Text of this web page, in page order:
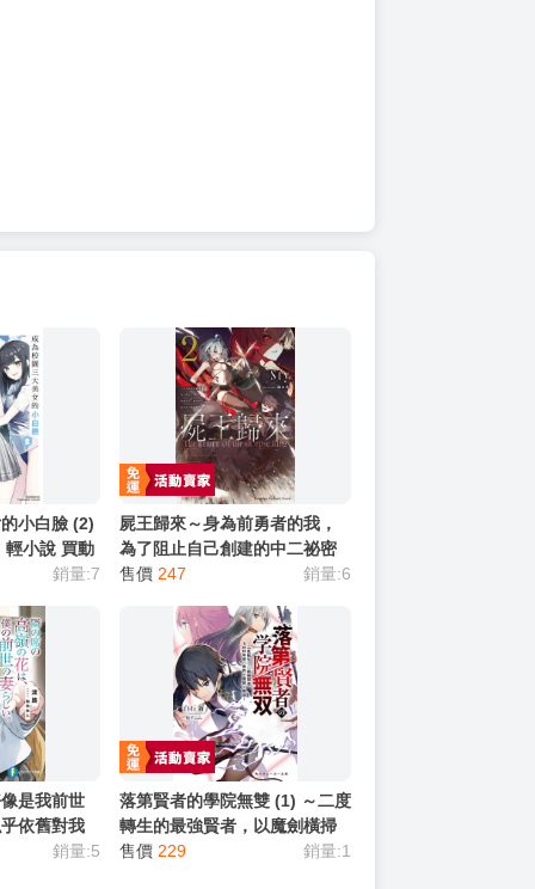
小白臉 (2)
小說 買動
銷量:7
屍王歸來～身為前勇者的我，
為了阻止自己創建的中二祕密
結社，再度被召喚到異世界～
(2) 26年8月預購 角川 輕小說
售價 247 銷量:6